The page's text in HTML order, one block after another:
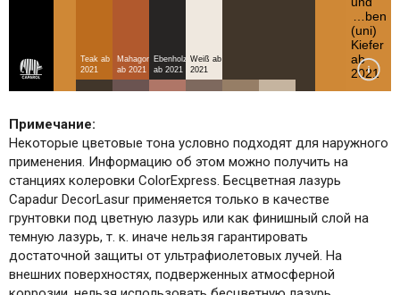
Примечание:
Некоторые цветовые тона условно подходят для наружного
применения. Информацию об этом можно получить на
станциях колеровки ColorExpress. Бесцветная лазурь
Capadur DecorLasur применяется только в качестве
грунтовки под цветную лазурь или как финишный слой на
темную лазурь, т. к. иначе нельзя гарантировать
достаточной защиты от ультрафиолетовых лучей. На
внешних поверхностях, подверженных атмосферной